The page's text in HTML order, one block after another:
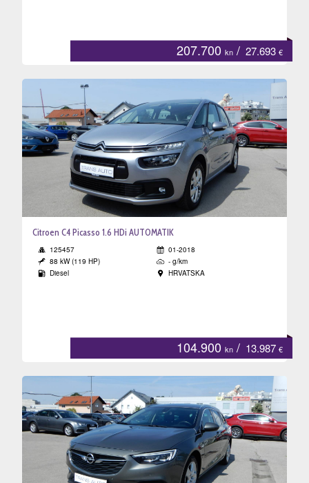
207.700 kn / 27.693 €
Citroen C4 Picasso 1.6 HDi AUTOMATIK
125457
01-2018
88 kW (119 HP)
- g/km
Diesel
HRVATSKA
104.900 kn / 13.987 €